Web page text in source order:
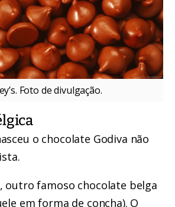
Foto de divulgação.
o chocolate Godiva não
outro famoso chocolate belga
em forma de concha). O